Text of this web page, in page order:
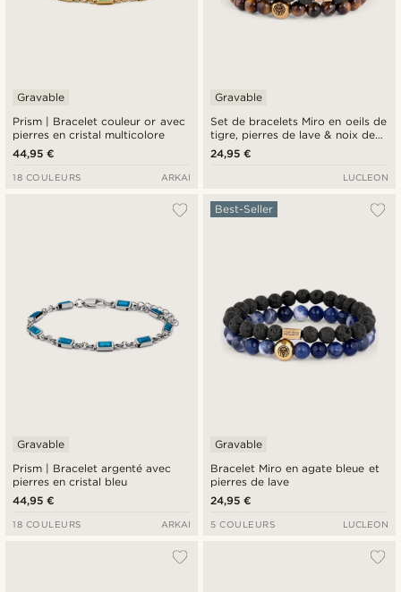
Prism | Bracelet couleur or avec
pierres en cristal multicolore
Gravable
44,95 €
18 COULEURS ARKAI
Set de bracelets Miro en oeils de
tigre, pierres de lave & noix de
coco
Gravable
24,95 €
LUCLEON
Prism | Bracelet argenté avec
pierres en cristal bleu
Gravable
44,95 €
18 COULEURS ARKAI
Bracelet Miro en agate bleue et
pierres de lave
Best-Seller
Gravable
24,95 €
5 COULEURS LUCLEON